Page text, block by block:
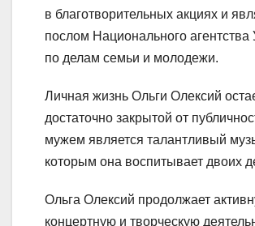
в благотворительных акциях и
послом Национального агентства
по делам семьи и молодежи.
Личная жизнь Ольги Олексий
достаточно закрытой от
мужем является талантливый
которым она воспитывает двоих
Ольга Олексий продолжает
концертную и творческую